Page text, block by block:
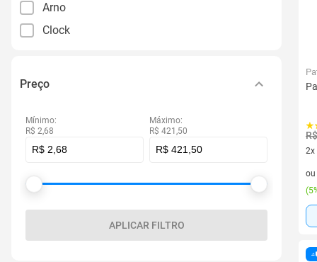
Arno
Clock
Preço
Mínimo:
R$ 2,68
Máximo:
R$ 421,50
APLICAR FILTRO
2x
2
ou
(